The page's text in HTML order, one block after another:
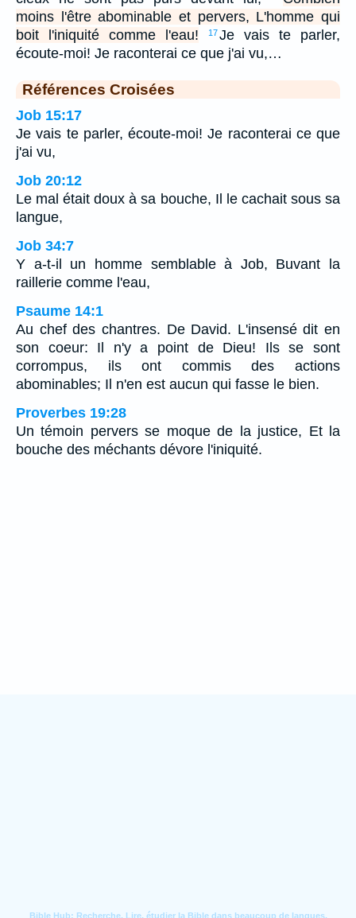
moins l'être abominable et pervers, L'homme qui
boit l'iniquité comme l'eau!
17 Je vais te parler,
écoute-moi! Je raconterai ce que j'ai vu,…
Références Croisées
Job 15:17
Je vais te parler, écoute-moi! Je raconterai ce que
j'ai vu,
Job 20:12
Le mal était doux à sa bouche, Il le cachait sous sa
langue,
Job 34:7
Y a-t-il un homme semblable à Job, Buvant la
raillerie comme l'eau,
Psaume 14:1
Au chef des chantres. De David. L'insensé dit en
son coeur: Il n'y a point de Dieu! Ils se sont
corrompus, ils ont commis des actions
abominables; Il n'en est aucun qui fasse le bien.
Proverbes 19:28
Un témoin pervers se moque de la justice, Et la
bouche des méchants dévore l'iniquité.